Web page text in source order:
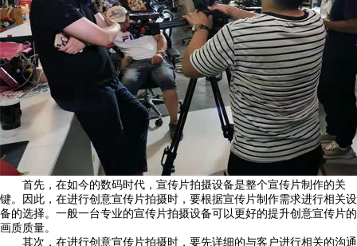
首先，在如今的数码时代，宣传片拍摄设备是整个宣传片制作的关
键。因此，在进行创意宣传片拍摄时，要根据宣传片制作需求进行相关设
备的选择。一般一台专业的宣传片拍摄设备可以更好的提升创意宣传片的
画质质量。
其次，在进行创意宣传片拍摄时，要先详细的与客户进行相关的沟通